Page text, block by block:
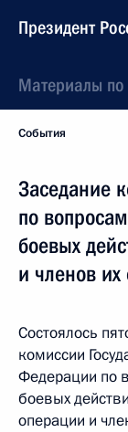
Президент
Материалы
События
Заседание
по
боевых
и членов
Состоялось
комиссии
Федерации по
боевых
операции и